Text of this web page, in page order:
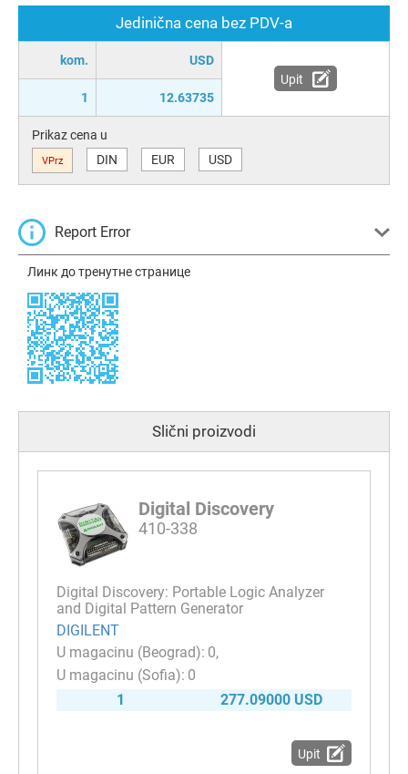
Jedinična cena bez PDV-a
kom. USD
1 12.63735
Upit
Prikaz cena u
VPrz DIN EUR USD
Report Error
Линк до тренутне странице
Slični proizvodi
Digital Discovery
410-338
Digital Discovery: Portable Logic Analyzer
and Digital Pattern Generator
DIGILENT
0
0
1
277.09000 USD
Upit